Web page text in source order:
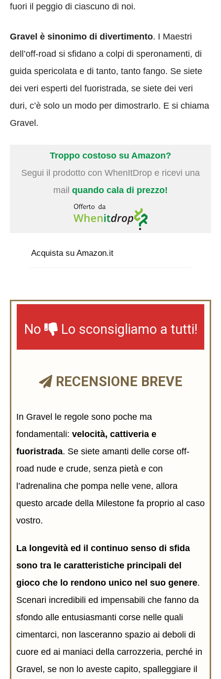
fuori il peggio di ciascuno di noi.
Gravel è sinonimo di divertimento. I Maestri
dell’off-road si sfidano a colpi di speronamenti, di
guida spericolata e di tanto, tanto fango. Se siete
dei veri esperti del fuoristrada, se siete dei veri
duri, c’è solo un modo per dimostrarlo. E si chiama
Gravel.
Troppo costoso su Amazon?
Segui il prodotto con WhenItDrop e ricevi una
mail quando cala di prezzo!
Acquista su Amazon.it
No Lo sconsigliamo a tutti!
RECENSIONE BREVE
In Gravel le regole sono poche ma
fondamentali: velocità, cattiveria e
fuoristrada. Se siete amanti delle corse off-
road nude e crude, senza pietà e con
l’adrenalina che pompa nelle vene, allora
questo arcade della Milestone fa proprio al caso
vostro.
La longevità ed il continuo senso di sfida
sono tra le caratteristiche principali del
gioco che lo rendono unico nel suo genere.
Scenari incredibili ed impensabili che fanno da
sfondo alle entusiasmanti corse nelle quali
cimentarci, non lasceranno spazio ai deboli di
cuore ed ai maniaci della carrozzeria, perché in
Gravel, se non lo aveste capito, spalleggiare il